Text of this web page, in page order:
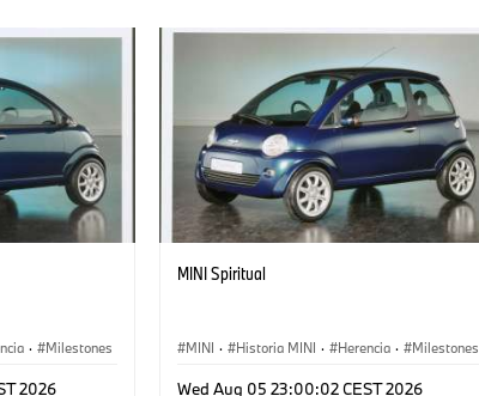
· Milestones
2026
MINI Spiritual
MINI · Historia MINI · Herencia · Milestones
Wed Aug 05 23:00:02 CEST 2026